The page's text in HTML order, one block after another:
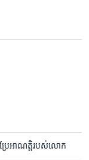
ប្រែ​អាណត្តិ​របស់​លោក